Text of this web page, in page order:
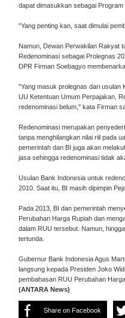
dapat dimasukkan sebagai
"Yang penting kan, saat dimulai
Namun, Dewan Perwakilan Rakyat
Redenominasi sebagai Prolegnas
DPR Firman Soebagyo
"Yang masuk prolegnas dari usulan
UU Ketentuan Umum Perpajakan,
redenominasi belum," kata Firman
Redenominasi merupakan
tanpa menghilangkan nilai riil pada
pemerintah dan BI juga akan
jasa sehingga redenominasi tidak
Usulan Bank Indonesia untuk
2010. Saat itu, BI masih dipimpin
Pada 2013, BI dan pemerintah
Perubahan Harga Rupiah dan
dalam RUU tersebut. Namun,
tertunda.
Gubernur Bank Indonesia Agus
langsung kepada Presiden Joko
pembahasan RUU Perubahan
(ANTARA News)
Share on Facebook